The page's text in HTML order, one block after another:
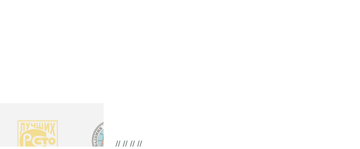
// // // //